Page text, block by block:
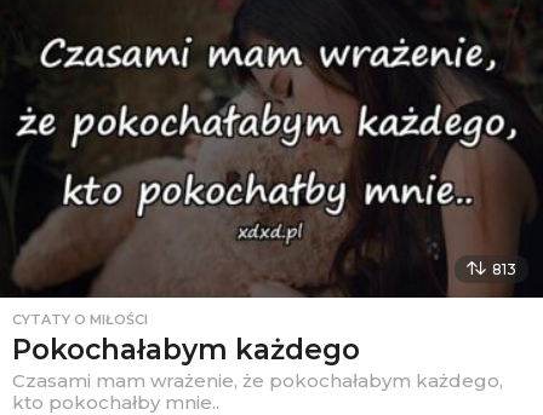
813
CYTATY O MIŁOŚCI
Pokochałabym każdego
Czasami mam wrażenie, że pokochałabym każdego,
kto pokochałby mnie..